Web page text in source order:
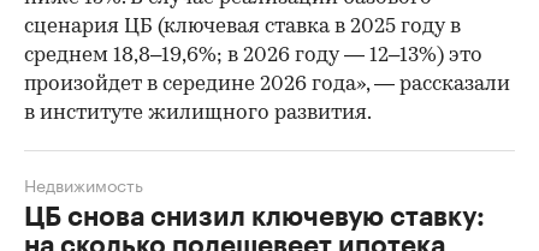
сценария ЦБ (ключевая ставка в 2025 году в
среднем 18,8–19,6%; в 2026 году — 12–13%) это
произойдет в середине 2026 года», — рассказали
в институте жилищного развития.
ЦБ снова снизил ключевую ставку:
на сколько подешевеет ипотека
Недвижимость